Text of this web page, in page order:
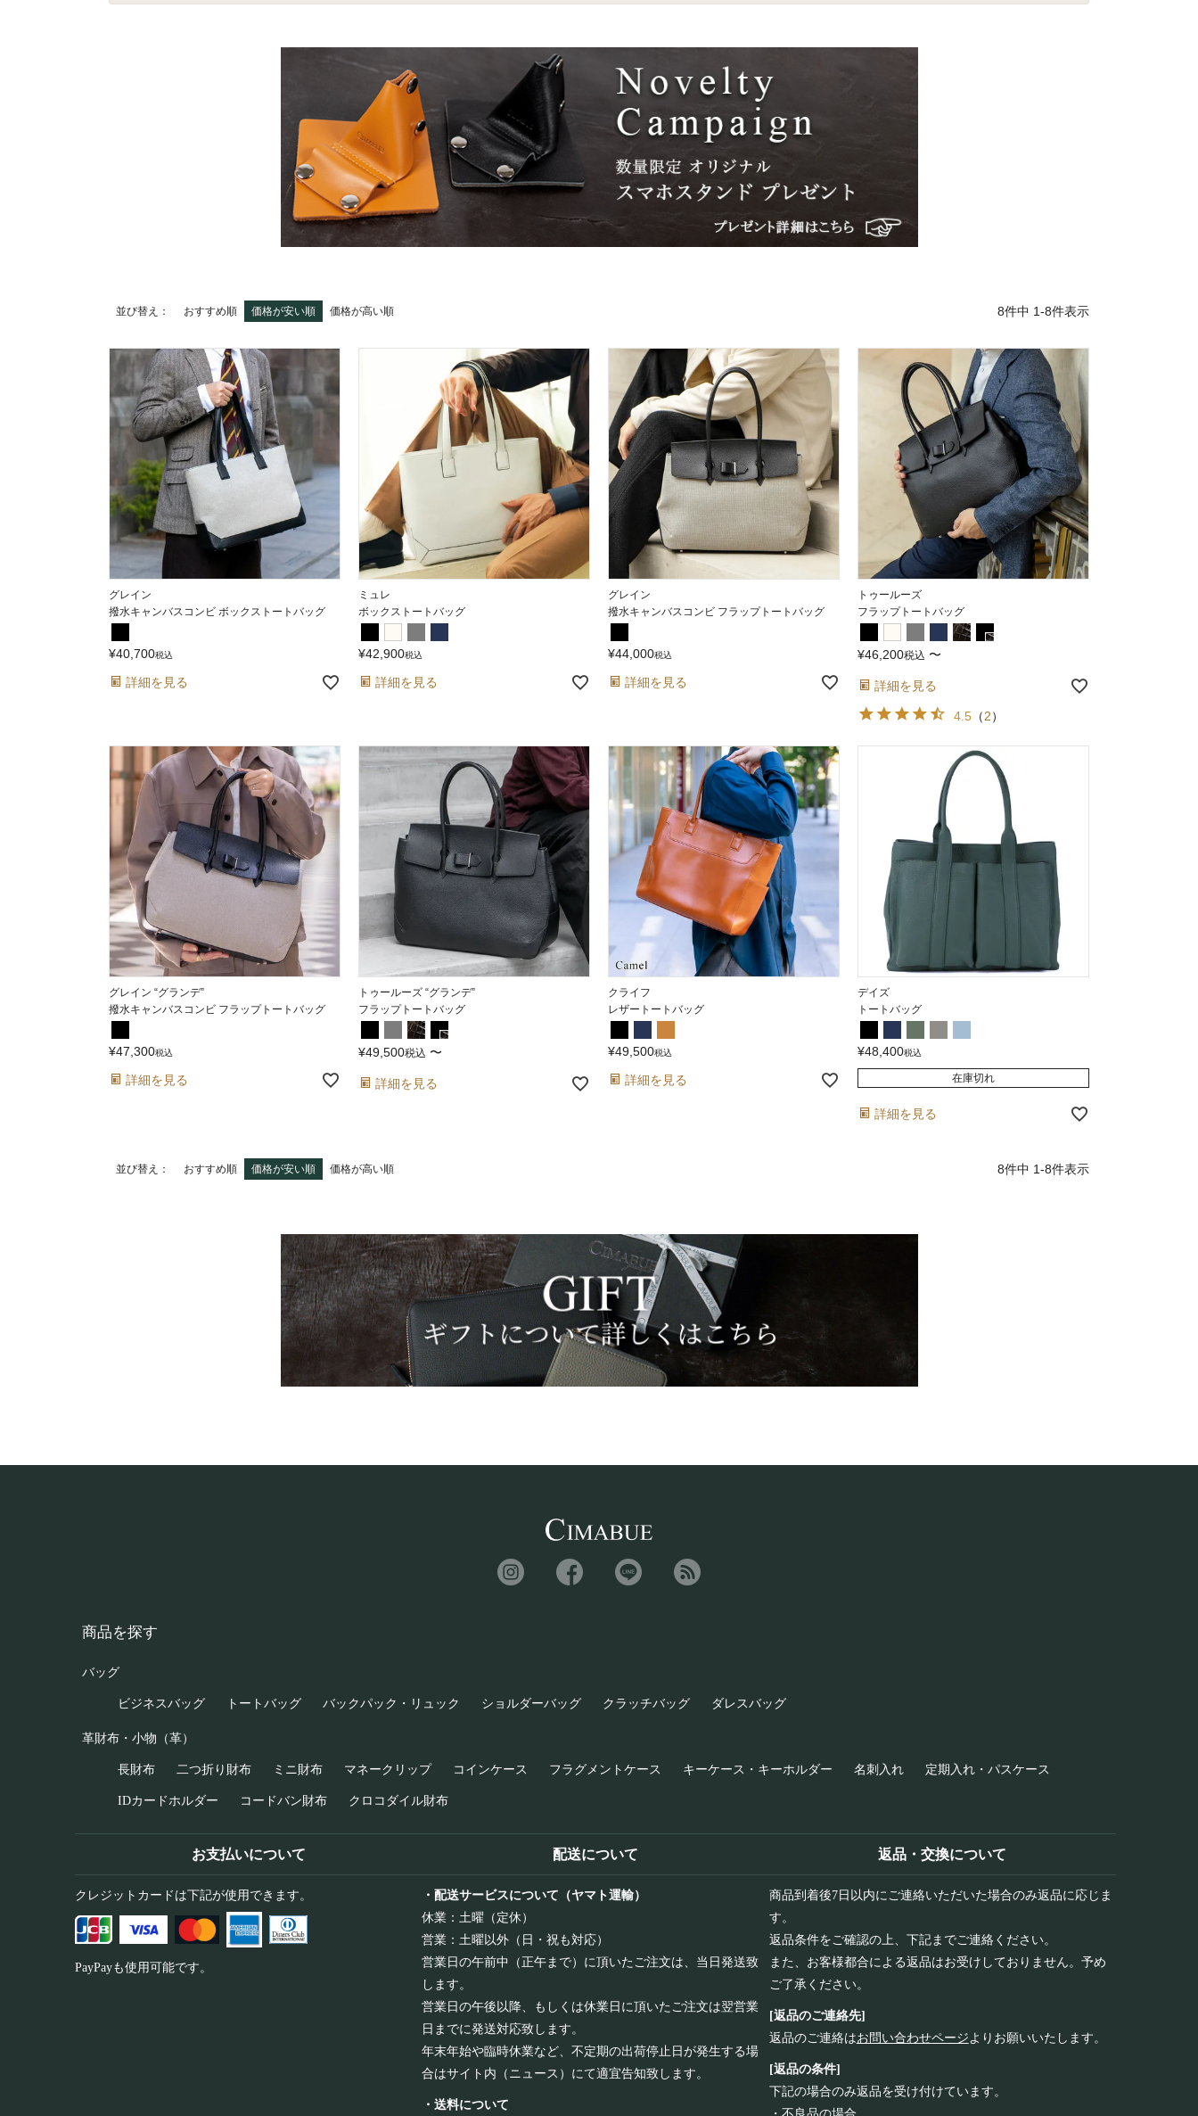
並び替え おすすめ順 価格が安い順 価格が高い順 8件中 1-8件表示
グレイン
撥水キャンバスコンビ ボックストートバッグ
¥40,700税込
詳細を見る
ミュレ
ボックストートバッグ
¥42,900税込
詳細を見る
グレイン
撥水キャンバスコンビ フラップトートバッグ
¥44,000税込
詳細を見る
トゥールーズ
フラップトートバッグ
¥46,200税込 〜
詳細を見る
4.5 （2）
グレイン “グランデ”
撥水キャンバスコンビ フラップトートバッグ
¥47,300税込
詳細を見る
トゥールーズ “グランデ”
フラップトートバッグ
¥49,500税込 〜
詳細を見る
クライフ
レザートートバッグ
¥49,500税込
詳細を見る
デイズ
トートバッグ
¥48,400税込
在庫切れ
詳細を見る
並び替え おすすめ順 価格が安い順 価格が高い順 8件中 1-8件表示
商品を探す
バッグ
ビジネスバッグ トートバッグ バックパック・リュック ショルダーバッグ クラッチバッグ ダレスバッグ
革財布・小物（革）
長財布 二つ折り財布 ミニ財布 マネークリップ コインケース フラグメントケース キーケース・キーホルダー 名刺入れ 定期入れ・パスケース
IDカードホルダー コードバン財布 クロコダイル財布
お支払いについて
クレジットカードは下記が使用できます。
PayPayも使用可能です。
配送について
・配送サービスについて（ヤマト運輸）
休業：土曜（定休）
営業：土曜以外（日・祝も対応）
営業日の午前中（正午まで）に頂いたご注文は、当日発送致
します。
営業日の午後以降、もしくは休業日に頂いたご注文は翌営業
日までに発送対応致します。
年末年始や臨時休業など、不定期の出荷停止日が発生する場
合はサイト内（ニュース）にて適宜告知致します。
・送料について
返品・交換について
商品到着後7日以内にご連絡いただいた場合のみ返品に応じま
す。
返品条件をご確認の上、下記までご連絡ください。
また、お客様都合による返品はお受けしておりません。予め
ご了承ください。
[返品のご連絡先]
返品のご連絡はお問い合わせページよりお願いいたします。
[返品の条件]
下記の場合のみ返品を受け付けています。